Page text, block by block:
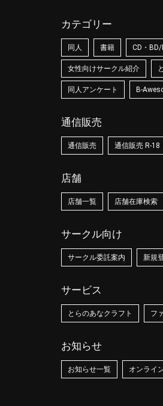
カテゴリー
同人 書籍 CD・BD/
女性向けサークル紹介
同人アンケート B-
通信販売
通信販売 通信販売 R-18
店舗
店舗一覧 店舗在庫検索
サークル向け
サークル委託案内 新規
サービス
とらのあなクラフト フ
お知らせ
お知らせ一覧 オンライ